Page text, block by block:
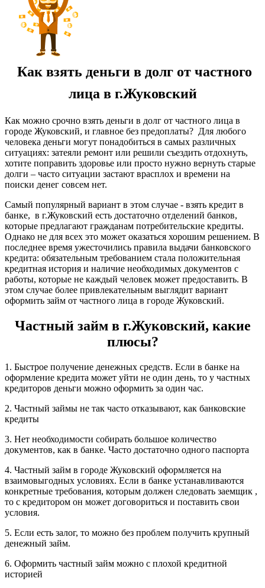
Как взять деньги в долг от частного
лица в г.Жуковский
Как можно срочно взять деньги в долг от частного лица в
городе Жуковский, и главное без предоплаты? Для любого
человека деньги могут понадобиться в самых различных
ситуациях: затеяли ремонт или решили съездить отдохнуть,
хотите поправить здоровье или просто нужно вернуть старые
долги – часто ситуации застают врасплох и времени на
поиски денег совсем нет.
Самый популярный вариант в этом случае - взять кредит в
банке, в г.Жуковский есть достаточно отделений банков,
которые предлагают гражданам потребительские кредиты.
Однако не для всех это может оказаться хорошим решением. В
последнее время ужесточились правила выдачи банковского
кредита: обязательным требованием стала положительная
кредитная история и наличие необходимых документов с
работы, которые не каждый человек может предоставить. В
этом случае более привлекательным выглядит вариант
оформить займ от частного лица в городе Жуковский.
Частный займ в г.Жуковский, какие
плюсы?
1. Быстрое получение денежных средств. Если в банке на
оформление кредита может уйти не один день, то у частных
кредиторов деньги можно оформить за один час.
2. Частный займы не так часто отказывают, как банковские
кредиты
3. Нет необходимости собирать большое количество
документов, как в банке. Часто достаточно одного паспорта
4. Частный займ в городе Жуковский оформляется на
взаимовыгодных условиях. Если в банке устанавливаются
конкретные требования, которым должен следовать заемщик ,
то с кредитором он может договориться и поставить свои
условия.
5. Если есть залог, то можно без проблем получить крупный
денежный займ.
6. Оформить частный займ можно с плохой кредитной
историей